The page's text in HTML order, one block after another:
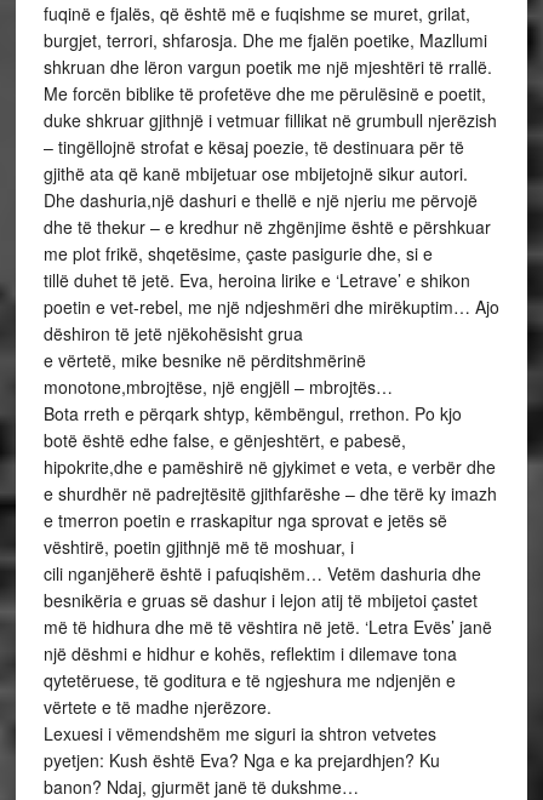
fuqinë e fjalës, që është më e fuqishme se muret, grilat,
burgjet, terrori, shfarosja. Dhe me fjalën poetike, Mazllumi
shkruan dhe lëron vargun poetik me një mjeshtëri të rrallë.
Me forcën biblike të profetëve dhe me përulësinë e poetit,
duke shkruar gjithnjë i vetmuar fillikat në grumbull njerëzish
– tingëllojnë strofat e kësaj poezie, të destinuara për të
gjithë ata që kanë mbijetuar ose mbijetojnë sikur autori.
Dhe dashuria,një dashuri e thellë e një njeriu me përvojë
dhe të thekur – e kredhur në zhgënjime është e përshkuar
me plot frikë, shqetësime, çaste pasigurie dhe, si e
tillë duhet të jetë. Eva, heroina lirike e ‘Letrave’ e shikon
poetin e vet-rebel, me një ndjeshmëri dhe mirëkuptim… Ajo
dëshiron të jetë njëkohësisht grua
e vërtetë, mike besnike në përditshmërinë
monotone,mbrojtëse, një engjëll – mbrojtës…
Bota rreth e përqark shtyp, këmbëngul, rrethon. Po kjo
botë është edhe false, e gënjeshtërt, e pabesë,
hipokrite,dhe e pamëshirë në gjykimet e veta, e verbër dhe
e shurdhër në padrejtësitë gjithfarëshe – dhe tërë ky imazh
e tmerron poetin e rraskapitur nga sprovat e jetës së
vështirë, poetin gjithnjë më të moshuar, i
cili nganjëherë është i pafuqishëm… Vetëm dashuria dhe
besnikëria e gruas së dashur i lejon atij të mbijetoi çastet
më të hidhura dhe më të vështira në jetë. ‘Letra Evës’ janë
një dëshmi e hidhur e kohës, reflektim i dilemave tona
qytetëruese, të goditura e të ngjeshura me ndjenjën e
vërtete e të madhe njerëzore.
Lexuesi i vëmendshëm me siguri ia shtron vetvetes
pyetjen: Kush është Eva? Nga e ka prejardhjen? Ku
banon? Ndaj, gjurmët janë të dukshme…